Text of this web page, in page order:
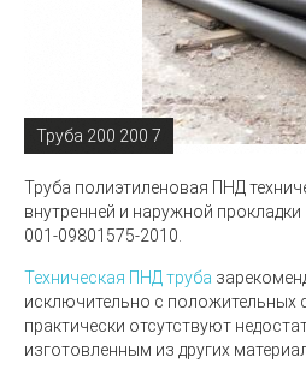
Труба 200 200 7
Труба полиэтиленовая ПНД
внутренней и наружной
001-09801575-2010
Техническая ПНД труба
исключительно с положительных
практически отсутствуют
изготовленным из других